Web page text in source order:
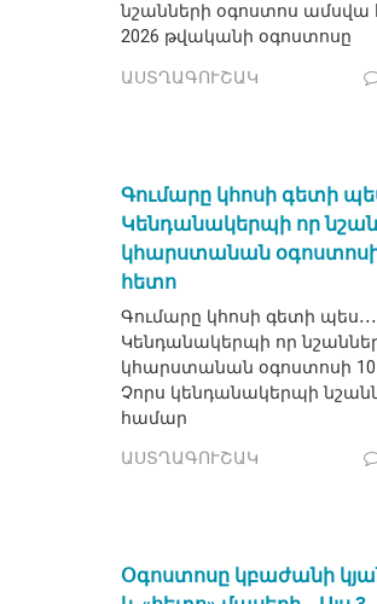
նշանների օգոստոս ամսվա
2026 թվականի օգոստոսը
ԱՍՏՂԱԳՈՒՇԱԿ
Գումարը կհոսի գետի
Կենդանակերպի որ
կհարստանան օգոստոսի
հետո
Գումարը կհոսի գետի պես․․․
Կենդանակերպի որ
կհարստանան օգոստոսի
Չորս կենդանակերպի
համար
ԱՍՏՂԱԳՈՒՇԱԿ
Օգոստոսը կբաժանի